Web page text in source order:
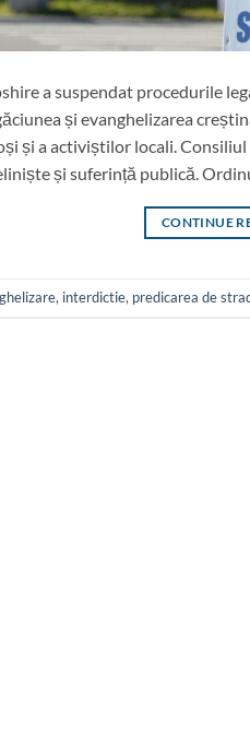
a suspendat procedurile
și evanghelizarea
și a activiștilor locali.
și suferință publică.
CONTINUE
, interdictie, predicarea de